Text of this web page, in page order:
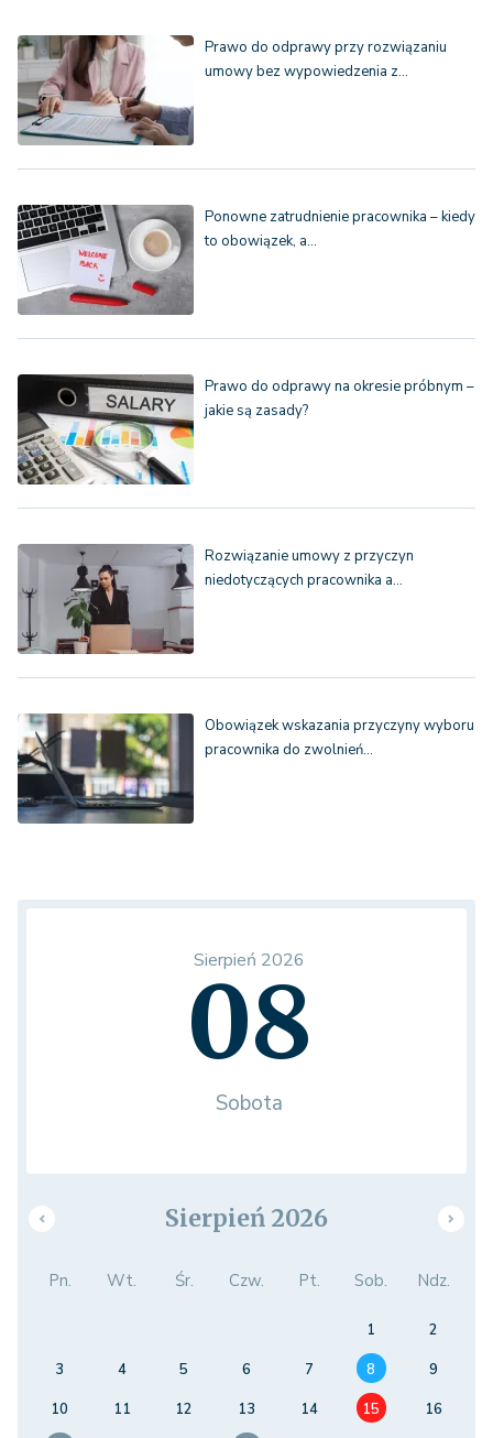
Prawo do odprawy przy rozwiązaniu
umowy bez wypowiedzenia z…
Ponowne zatrudnienie pracownika – kiedy
to obowiązek, a…
Prawo do odprawy na okresie próbnym –
jakie są zasady?
Rozwiązanie umowy z przyczyn
niedotyczących pracownika a…
Obowiązek wskazania przyczyny wyboru
pracownika do zwolnień…
Sierpień 2026
08
Sobota
Sierpień 2026
Pn. Wt. Śr. Czw. Pt. Sob. Ndz.
1
2
3
4 5 6 7 8
9
10
11 12 13 14 15
16